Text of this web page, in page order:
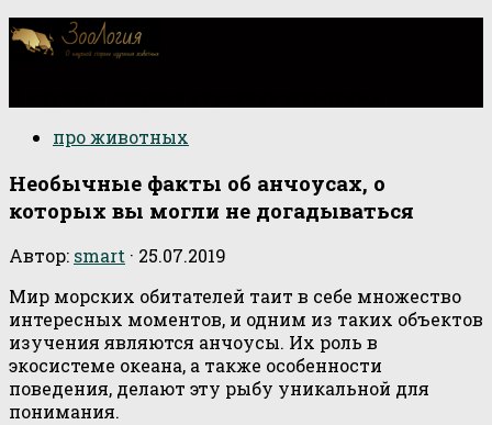
про животных
Необычные факты об анчоусах, о
которых вы могли не догадываться
Автор: smart · 25.07.2019
Мир морских обитателей таит в себе множество
интересных моментов, и одним из таких объектов
изучения являются анчоусы. Их роль в
экосистеме океана, а также особенности
поведения, делают эту рыбу уникальной для
понимания.